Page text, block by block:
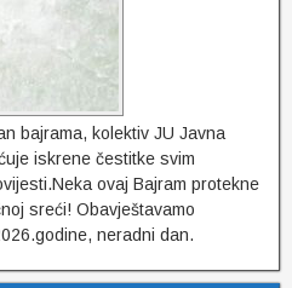
bajrama, kolektiv JU Javna
iskrene čestitke svim
ovaj Bajram protekne
sreći! Obavještavamo
neradni dan.